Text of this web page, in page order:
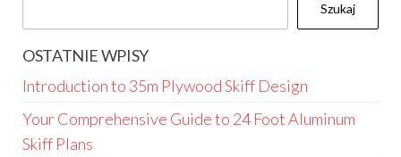
Szukaj
OSTATNIE WPISY
Introduction to 35m Plywood Skiff Design
Your Comprehensive Guide to 24 Foot Aluminum
Skiff Plans